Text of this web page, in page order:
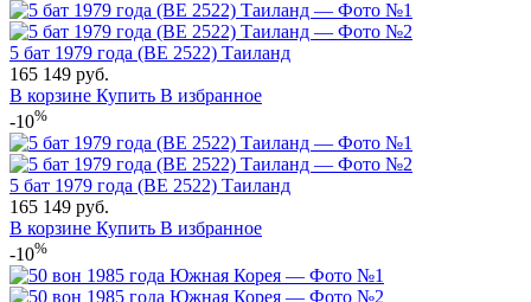
5 бат 1979 года (BE 2522) Таиланд
165 149 руб.
В корзине Купить В избранное
-10%
5 бат 1979 года (BE 2522) Таиланд
165 149 руб.
В корзине Купить В избранное
-10%